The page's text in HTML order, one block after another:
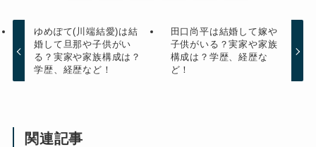
ゆめぽて(川端結愛)は結
婚して旦那や子供がい
る？実家や家族構成は？
学歴、経歴など！
田口尚平は結婚して嫁や
子供がいる？実家や家族
構成は？学歴、経歴な
ど！
関連記事